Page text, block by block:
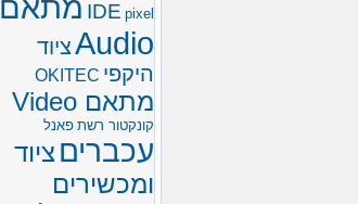
IDE pixel
מתאם
Audioציוד
היקפי OKITEC
מתאם Video
קונקטור רשת פאנל
עכברים ציוד
ומכשירים